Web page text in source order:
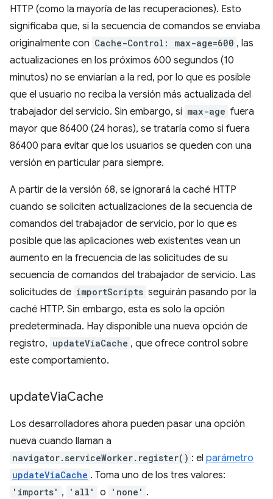
HTTP (como la mayoría de las recuperaciones). Esto
significaba que, si la secuencia de comandos se enviaba
originalmente con Cache-Control: max-age=600 , las
actualizaciones en los próximos 600 segundos (10
minutos) no se enviarían a la red, por lo que es posible
que el usuario no reciba la versión más actualizada del
trabajador del servicio. Sin embargo, si max-age fuera
mayor que 86400 (24 horas), se trataría como si fuera
86400 para evitar que los usuarios se queden con una
versión en particular para siempre.
A partir de la versión 68, se ignorará la caché HTTP
cuando se soliciten actualizaciones de la secuencia de
comandos del trabajador de servicio, por lo que es
posible que las aplicaciones web existentes vean un
aumento en la frecuencia de las solicitudes de su
secuencia de comandos del trabajador de servicio. Las
solicitudes de importScripts seguirán pasando por la
caché HTTP. Sin embargo, esta es solo la opción
predeterminada. Hay disponible una nueva opción de
registro, updateViaCache , que ofrece control sobre
este comportamiento.
updateViaCache
Los desarrolladores ahora pueden pasar una opción
nueva cuando llaman a
navigator.serviceWorker.register() : el parámetro
updateViaCache . Toma uno de los tres valores:
'imports' , 'all' o 'none' .